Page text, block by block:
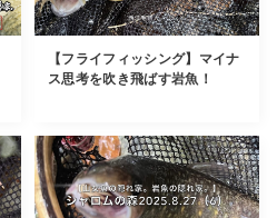
【フライフィッシング】マイナ
ス思考を吹き飛ばす岩魚！